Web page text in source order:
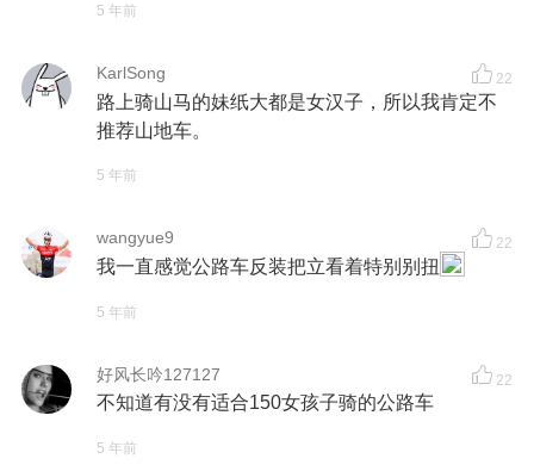
5 年前
KarlSong 22
路上骑山马的妹纸大都是女汉子，所以我肯定不
推荐山地车。
5 年前
wangyue9 22
我一直感觉公路车反装把立看着特别别扭
5 年前
好风长吟127127 22
不知道有没有适合150女孩子骑的公路车
5 年前